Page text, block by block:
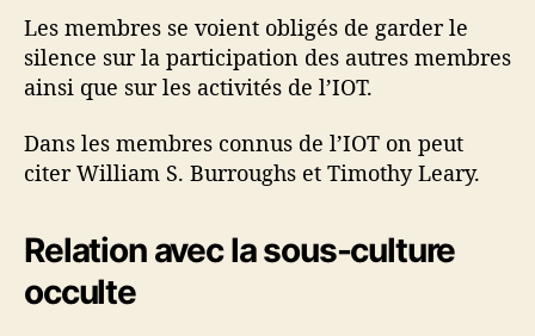
Les membres se voient obligés de garder le
silence sur la participation des autres membres
ainsi que sur les activités de l’IOT.
Dans les membres connus de l’IOT on peut
citer William S. Burroughs et Timothy Leary.
Relation avec la sous-culture
occulte